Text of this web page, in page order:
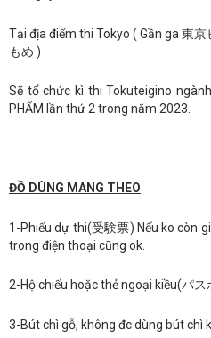
Tại địa điểm thi Tokyo ( Gần ga 東
もめ )
Sẽ tổ chức kì thi Tokuteigino ngành
PHẨM lần thứ 2 trong năm 2023.
ĐỒ DÙNG MANG THEO
1-Phiếu dự thi(受験票) Nếu ko còn
trong điện thoại cũng ok.
2-Hộ chiếu hoặc thẻ ngoại kiều(パ
3-Bút chì gỗ, không đc dùng bút chì